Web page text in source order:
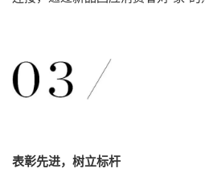
表彰先进，树立标杆